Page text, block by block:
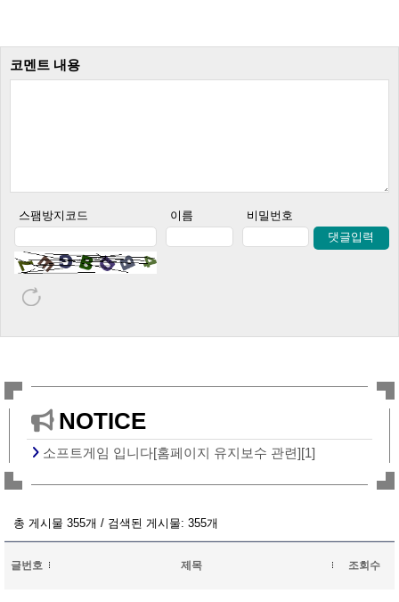
코멘트 내용
스팸방지코드 이름
비밀번호
댓글입력
NOTICE
소프트게임 입니다[홈페이지 유지보수 관련][1]
총 게시물 355개 / 검색된 게시물: 355개
글번호 제목 조회수